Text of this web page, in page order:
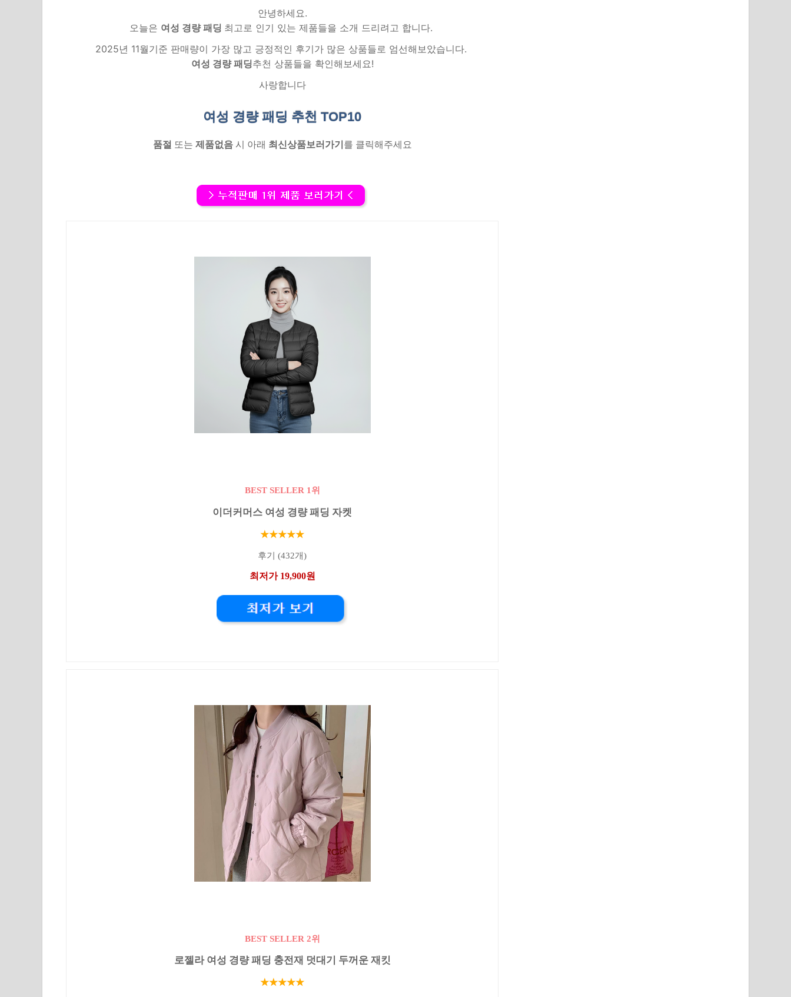
안녕하세요.
오늘은 여성 경량 패딩 최고로 인기 있는 제품들을 소개 드리려고 합니다.
2025년 11월기준 판매량이 가장 많고 긍정적인 후기가 많은 상품들로 엄선해보았습니다.
여성 경량 패딩추천 상품들을 확인해보세요!
사랑합니다
여성 경량 패딩 추천 TOP10
품절 또는 제품없음시 아래 최신상품보러가기 를 클릭해주세요
BEST SELLER 1위
이더커머스 여성 경량 패딩 자켓
★★★★★
후기 (432개)
최저가 19,900원
BEST SELLER 2위
로젤라 여성 경량 패딩 충전재 덧대기 두꺼운 재킷
★★★★★